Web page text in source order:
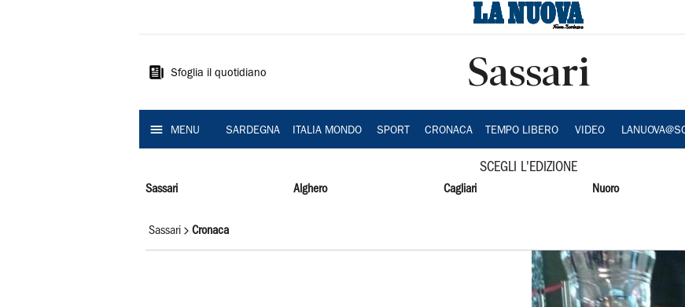
Sardegna
Sfoglia il quotidiano Sassari
MENU SARDEGNA ITALIA MONDO SPORT CRONACA TEMPO LIBERO VIDEO
SCEGLI L'EDIZIONE
Sassari Alghero Cagliari Nuoro
Sassari Cronaca